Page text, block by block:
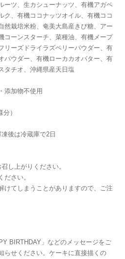
ーツ、生カシューナッツ、有機アガベ
ク、有機ココナッツオイル、有機ココ
然栽培米粉、奄美大島産きび糖、アー
コーンスターチ、菜種油、有機メープ
リーズドライラズベリーパウダー、有
パウダー、有機ローカカオバター、有
タチオ、沖縄県産天日塩
添加物不使用
）
後は冷蔵庫で2日
し上がりください。
さい。
けてしまうことがありますので、ご注
BIRTHDAY」などのメッセージをご
らせください。ケーキに直接描くの